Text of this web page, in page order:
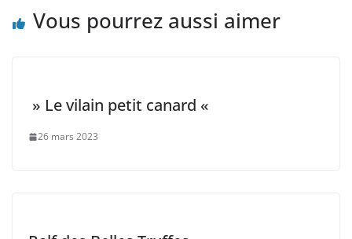
Vous pourrez aussi aimer
» Le vilain petit canard «
26 mars 2023